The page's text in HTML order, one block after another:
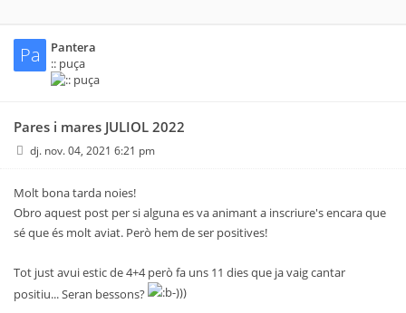
Pa
Pantera
:: puça
Pares i mares JULIOL 2022
dj. nov. 04, 2021 6:21 pm
Molt bona tarda noies!
Obro aquest post per si alguna es va animant a inscriure's encara que
sé que és molt aviat. Però hem de ser positives!
Tot just avui estic de 4+4 però fa uns 11 dies que ja vaig cantar
positiu... Seran bessons?